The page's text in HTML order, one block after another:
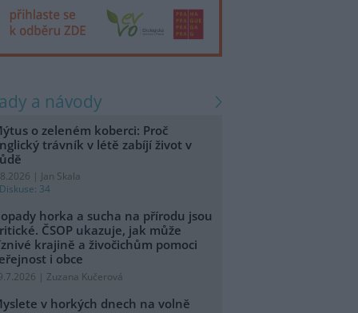
a návody
o zeleném koberci: Proč
trávník v létě zabíjí život v
| Jan Skala
Diskuse: 34
horka a sucha na přírodu jsou
ČSOP ukazuje, jak může
krajině a živočichům pomoci
i obce
| Zuzana Kučerová
v horkých dnech na volně